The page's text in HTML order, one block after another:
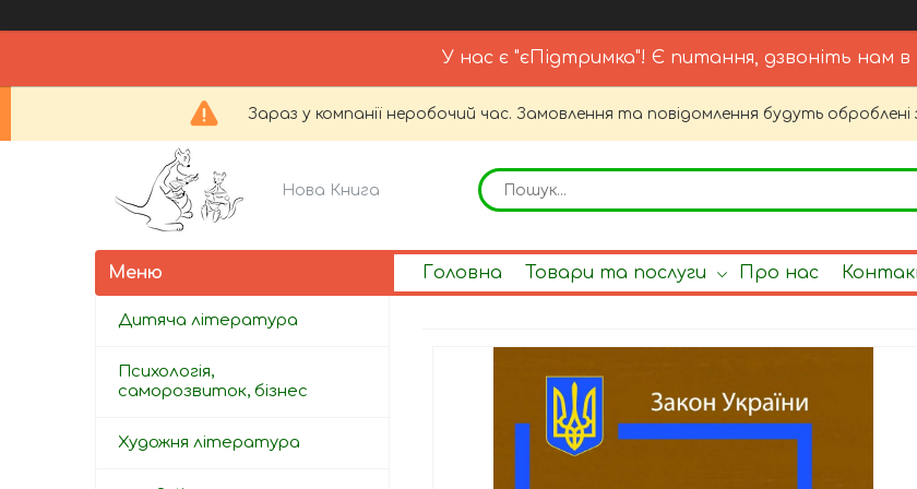
У нас є "єПідтримка"! Є питання, дзвоніть нам в
Зараз у компанії неробочий час. Замовлення та повідомлення будуть
Нова Книга
Головна Товари та послуги Про нас
Дитяча література
Психологія,
саморозвиток, бізнес
Художня література